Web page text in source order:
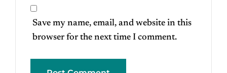
Save my name, email, and website in this
browser for the next time I comment.